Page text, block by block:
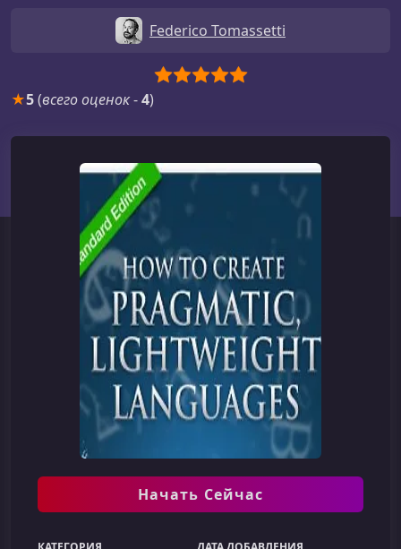
Federico Tomassetti
★5(всего оценок-4)
Начать Сейчас